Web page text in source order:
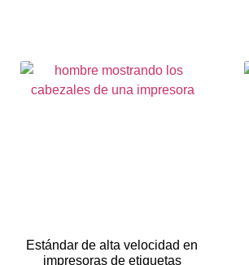
Estándar de alta velocidad en
impresoras de etiquetas